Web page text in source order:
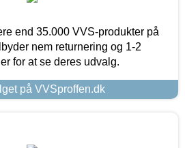
end 35.000 VVS-produkter på
nem returnering og 1-2
for at se deres udvalg.
på VVSproffen.dk